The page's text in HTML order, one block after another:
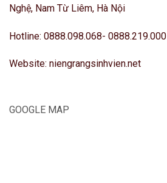
Nghệ, Nam Từ Liêm, Hà Nội
Hotline: 0888.098.068- 0888.219.000
Website: niengrangsinhvien.net
GOOGLE MAP